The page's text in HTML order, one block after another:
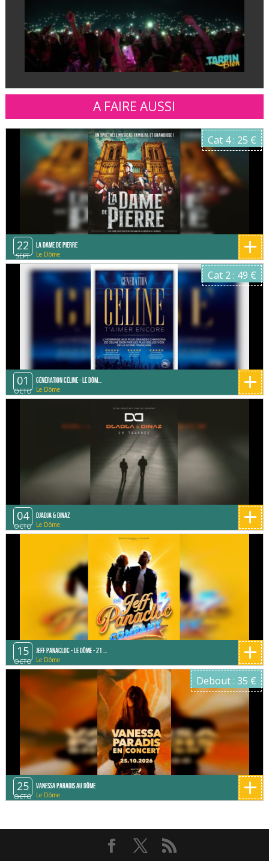
A FAIRE AUSSI
Cat 4 : 25 €
22
SEPT
LA DAME DE PIERRE
Le Dôme +
Cat 2 : 49 €
01
OCTO
Génération Céline - Le Dôm...
Le Dôme +
04
OCTO
DJADJA & DINAZ
Le Dôme +
15
OCTO
JEFF PANACLOC - Le Dôme - 21 ...
Le Dôme +
Debout : 35 €
25
OCTO
VANESSA PARADIS au Dôme
Le Dôme +